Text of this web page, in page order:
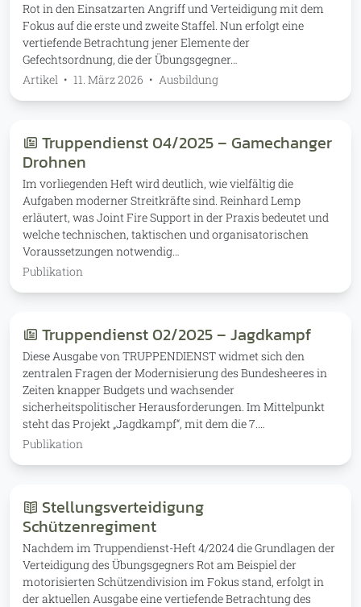
Rot in den Einsatzarten Angriff und Verteidigung mit dem
Fokus auf die erste und zweite Staffel. Nun erfolgt eine
vertiefende Betrachtung jener Elemente der
Gefechtsordnung, die der Übungsgegner…
Artikel • 11. März 2026 • Ausbildung
Truppendienst 04/2025 – Gamechanger
Drohnen
Im vorliegenden Heft wird deutlich, wie vielfältig die
Aufgaben moderner Streitkräfte sind. Reinhard Lemp
erläutert, was Joint Fire Support in der Praxis bedeutet und
welche technischen, taktischen und organisatorischen
Voraussetzungen notwendig…
Publikation
Truppendienst 02/2025 – Jagdkampf
Diese Ausgabe von TRUPPENDIENST widmet sich den
zentralen Fragen der Modernisierung des Bundesheeres in
Zeiten knapper Budgets und wachsender
sicherheitspolitischer Herausforderungen. Im Mittelpunkt
steht das Projekt „Jagdkampf“, mit dem die 7.…
Publikation
Stellungsverteidigung
Schützenregiment
Nachdem im Truppendienst-Heft 4/2024 die Grundlagen der
Verteidigung des Übungsgegners Rot am Beispiel der
motorisierten Schützendivision im Fokus stand, erfolgt in
der aktuellen Ausgabe eine vertiefende Betrachtung des